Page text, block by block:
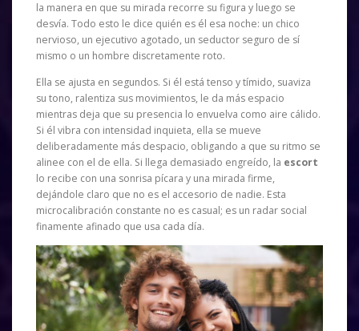
la manera en que su mirada recorre su figura y luego se
desvía. Todo esto le dice quién es él esa noche: un chico
nervioso, un ejecutivo agotado, un seductor seguro de sí
mismo o un hombre discretamente roto.
Ella se ajusta en segundos. Si él está tenso y tímido, suaviza
su tono, ralentiza sus movimientos, le da más espacio
mientras deja que su presencia lo envuelva como aire cálido.
Si él vibra con intensidad inquieta, ella se mueve
deliberadamente más despacio, obligando a que su ritmo se
alinee con el de ella. Si llega demasiado engreído, la escort
lo recibe con una sonrisa pícara y una mirada firme,
dejándole claro que no es el accesorio de nadie. Esta
microcalibración constante no es casual; es un radar social
finamente afinado que usa cada día.